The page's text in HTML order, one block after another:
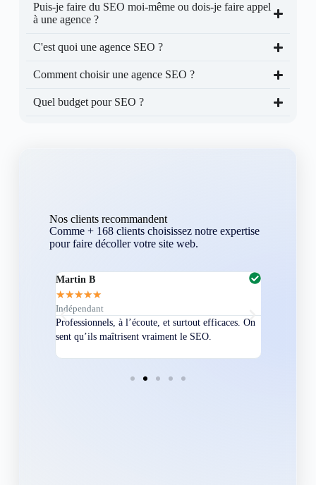
Puis-je faire du SEO moi-même ou dois-je faire appel
à une agence ?
C'est quoi une agence SEO ?
Comment choisir une agence SEO ?
Quel budget pour SEO ?
Nos clients recommandent
Comme + 168 clients choisissez notre expertise
pour faire décoller votre site web.
Martin B
★★★★★
Indépendant
Professionnels, à l’écoute, et surtout efficaces. On
sent qu’ils maîtrisent vraiment le SEO.